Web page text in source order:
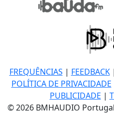
FREQUÊNCIAS | FEEDBACK|
POLÍTICA DE PRIVACIDADE
PUBLICIDADE |
© 2026 BMHAUDIO